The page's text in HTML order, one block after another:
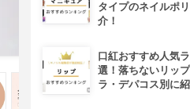
タイプのネイルポ
介！
口紅おすすめ人気
選！落ちないリッ
ラ・デパコス別に紹